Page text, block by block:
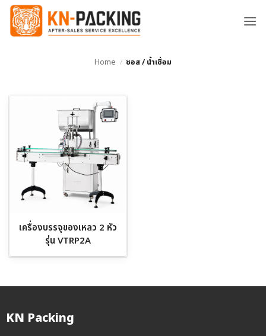
ข้าม
ยัง
Home / ซอส / น้ำเชื่อม
เครื่องบรรจุของเหลว 2 หัว
รุ่น VTRP2A
KN Packing